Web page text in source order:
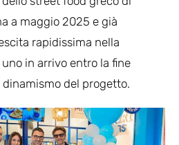
a maggio 2025 e già
rapidissima nella
in arrivo entro la fine
dinamismo del progetto.